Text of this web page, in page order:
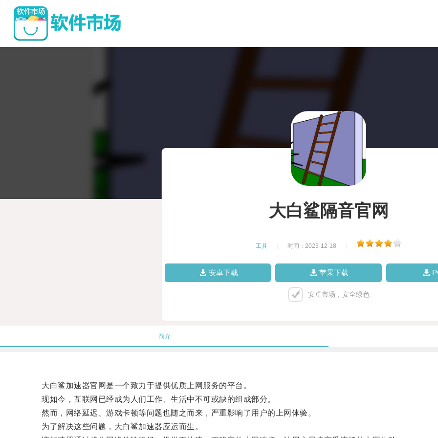
大白鲨隔音官网
工具 时间：2023-12-18
安卓下载 苹果下载
安卓市场，安全绿色
简介
大白鲨加速器官网是一个致力于提供优质上网服务的平台。
现如今，互联网已经成为人们工作、生活中不可或缺的组成部分。
然而，网络延迟、游戏卡顿等问题也随之而来，严重影响了用户的上网体验。
为了解决这些问题，大白鲨加速器应运而生。